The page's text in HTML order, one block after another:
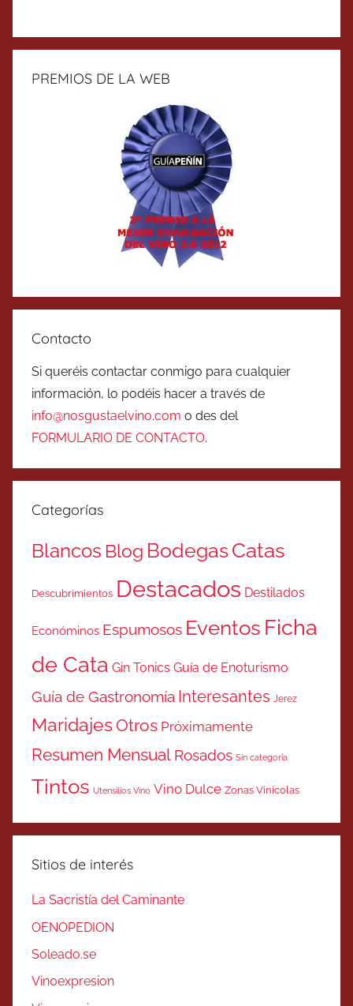
PREMIOS DE LA WEB
Contacto
Si queréis contactar conmigo para cualquier
información, lo podéis hacer a través de
info@nosgustaelvino.com o des del
FORMULARIO DE CONTACTO.
Categorías
Blancos Blog BodegasCatas
Descubrimientos Destacados Destilados
Económinos Espumosos Eventos Ficha
de Cata Gin Tonics Guía de Enoturismo
Guía de Gastronomía Interesantes Jerez
MaridajesOtros Próximamente
Resumen Mensual Rosados Sin categoría
Tintos Utensilios Vino Vino Dulce Zonas Vinicolas
Sitios de interés
La Sacristía del Caminante
OENOPEDION
Soleado.se
Vinoexpresion